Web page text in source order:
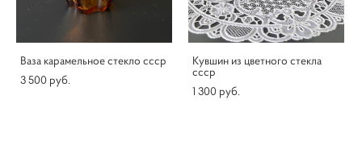
Ваза карамельное стекло ссср
3 500 pуб.
Кувшин из цветного стекла
ссср
1 300 pуб.